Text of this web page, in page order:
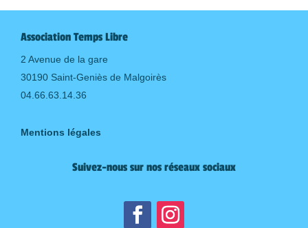
Association Temps Libre
2 Avenue de la gare
30190 Saint-Geniès de Malgoirès
04.66.63.14.36
Mentions légales
Suivez-nous sur nos réseaux sociaux